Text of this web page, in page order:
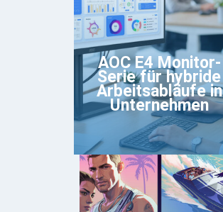
AOC E4 Monitor-
Serie für hybride
Arbeitsabläufe in
Unternehmen